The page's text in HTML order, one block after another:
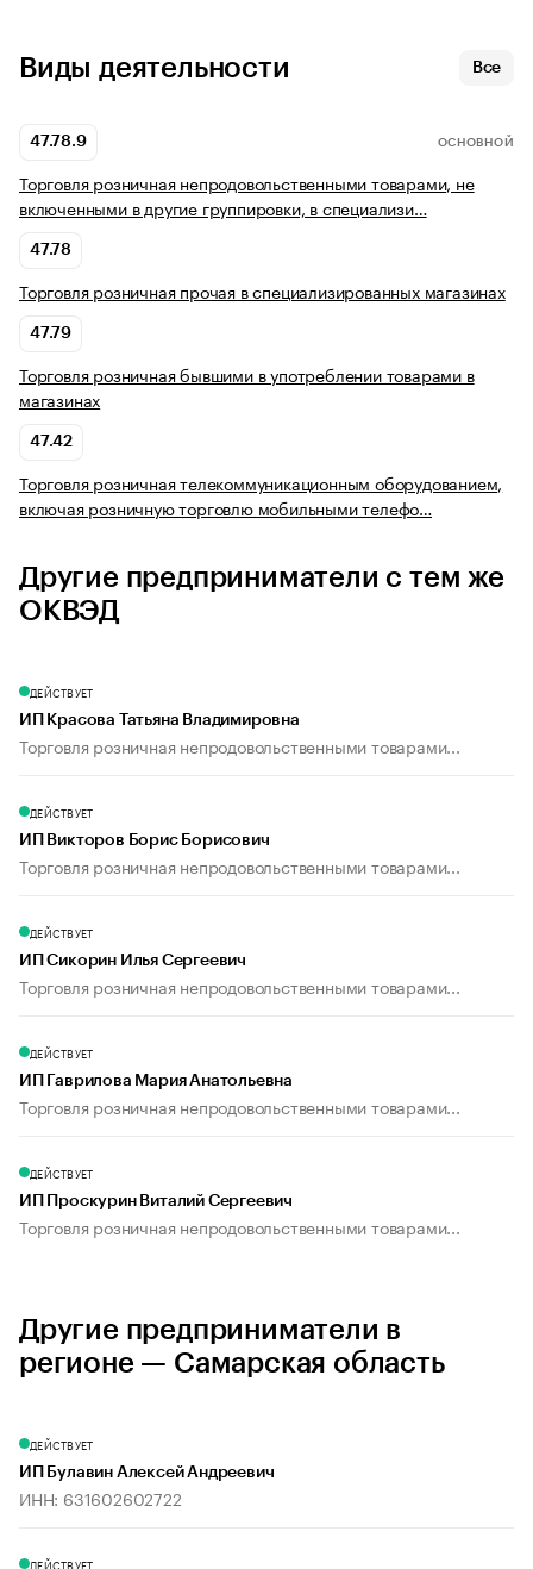
Виды деятельности Все
47.78.9 ОСНОВНОЙ
Торговля розничная непродовольственными товарами, не
включенными в другие группировки, в специализи…
47.78
Торговля розничная прочая в специализированных магазинах
47.79
Торговля розничная бывшими в употреблении товарами в
магазинах
47.42
Торговля розничная телекоммуникационным оборудованием,
включая розничную торговлю мобильными телефо…
Другие предприниматели с тем же
ОКВЭД
ДЕЙСТВУЕТ
ИП Красова Татьяна Владимировна
Торговля розничная непродовольственными товарами...
ДЕЙСТВУЕТ
ИП Викторов Борис Борисович
Торговля розничная непродовольственными товарами...
ДЕЙСТВУЕТ
ИП Сикорин Илья Сергеевич
Торговля розничная непродовольственными товарами...
ДЕЙСТВУЕТ
ИП Гаврилова Мария Анатольевна
Торговля розничная непродовольственными товарами...
ДЕЙСТВУЕТ
ИП Проскурин Виталий Сергеевич
Торговля розничная непродовольственными товарами...
Другие предприниматели в
регионе — Самарская область
ДЕЙСТВУЕТ
ИП Булавин Алексей Андреевич
ИНН: 631602602722
ДЕЙСТВУЕТ